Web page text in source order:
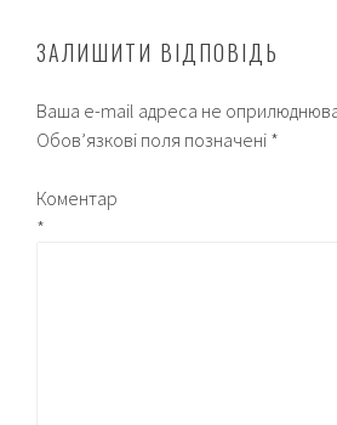
ЗАЛИШИТИ ВІДПОВІДЬ
Ваша e-mail адреса не
Обов’язкові поля позначені *
Коментар
*